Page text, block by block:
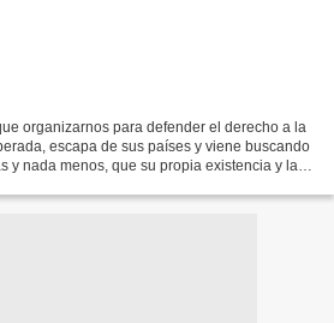
organizarnos para defender el derecho a la
escapa de sus países y viene buscando
y nada menos, que su propia existencia y la